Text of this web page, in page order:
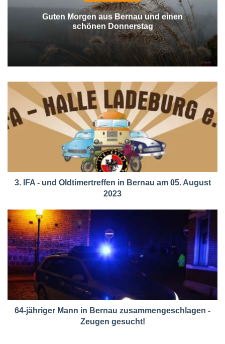
Guten Morgen aus Bernau und einen
schönen Donnerstag
3. IFA - und Oldtimertreffen in Bernau am 05. August
2023
64-jähriger Mann in Bernau zusammengeschlagen -
Zeugen gesucht!